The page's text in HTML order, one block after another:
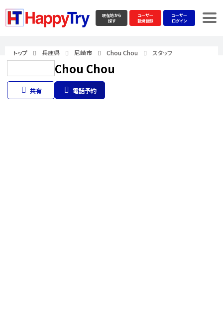
現在地から
探す
ユーザー
新規登録
ユーザー
ログイン
トップ 兵庫県 尼崎市 Chou Chou スタッフ
Chou Chou
共有 電話予約